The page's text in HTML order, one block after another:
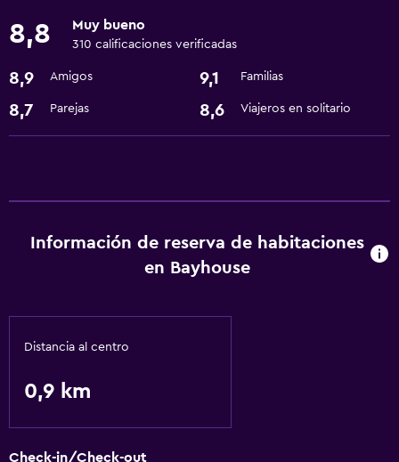
Habitaciones para no fumadores disponibles
Baño
Secador de pelo
Servicios y facilidades
Servicio de habitaciones
Servicios básicos
Wifi gratis
8,8 Muy bueno
310 calificaciones verificadas
8,9 Amigos 9,1 Familias
8,7 Parejas 8,6 Viajeros en solitario
Información de reserva de habitaciones
en Bayhouse
Distancia al centro
0,9 km
Check-in/Check-out